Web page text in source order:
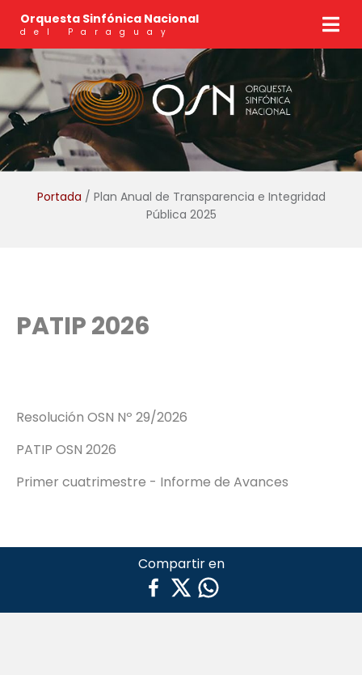
Orquesta Sinfónica Nacional
del Paraguay
Portada / Plan Anual de Transparencia e Integridad
Pública 2025
PATIP 2026
Resolución OSN Nº 29/2026
PATIP OSN 2026
Primer cuatrimestre - Informe de Avances
Compartir en